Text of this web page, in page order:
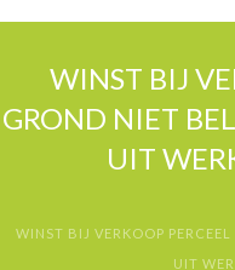
WINST BIJ
GROND NIET
UIT
WINST BIJ VERKOOP
UIT